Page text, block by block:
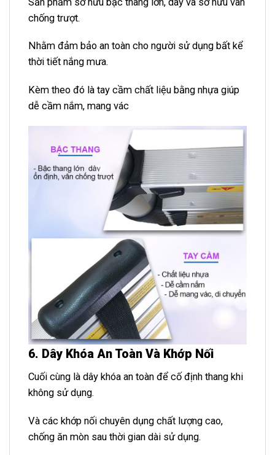
chống trượt.
Nhằm đảm bảo an toàn cho người sử dụng bất kể
thời tiết nắng mưa.
Kèm theo đó là tay cầm chất liệu bằng nhựa giúp
dễ cầm nắm, mang vác
6. Dây Khóa An Toàn Và Khớp Nối
Cuối cùng là dây khóa an toàn để cố định thang khi
không sử dụng.
Và các khớp nối chuyên dụng chất lượng cao,
chống ăn mòn sau thời gian dài sử dụng.